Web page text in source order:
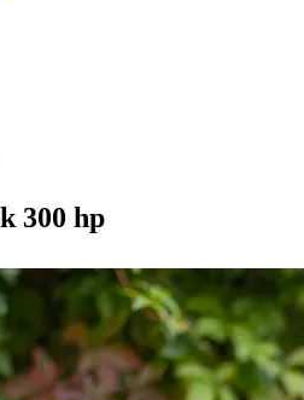
300 hp